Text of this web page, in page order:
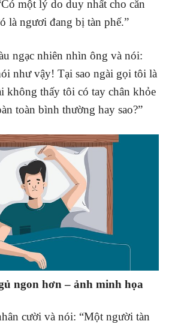
một lý do duy nhất cho căn
là ngươi đang bị tàn phế.”
ngạc nhiên nhìn ông và nói:
như vậy! Tại sao ngài gọi tôi là
không thấy tôi có tay chân khỏe
toàn bình thường hay sao?”
ngon hơn – ảnh minh họa
cười và nói: “Một người tàn